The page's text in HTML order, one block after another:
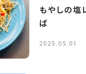
もやしの塩
ば
2025.05.01